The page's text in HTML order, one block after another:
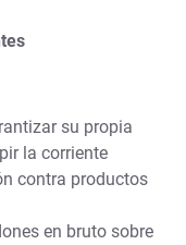
su propia
la corriente
contra productos
en bruto sobre